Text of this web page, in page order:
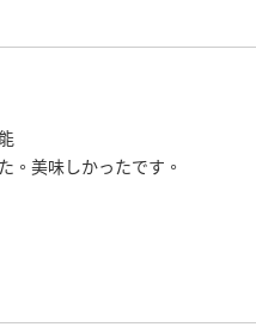
。美味しかったです。